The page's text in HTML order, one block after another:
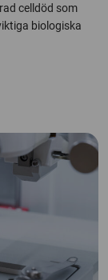
celldöd som
biologiska